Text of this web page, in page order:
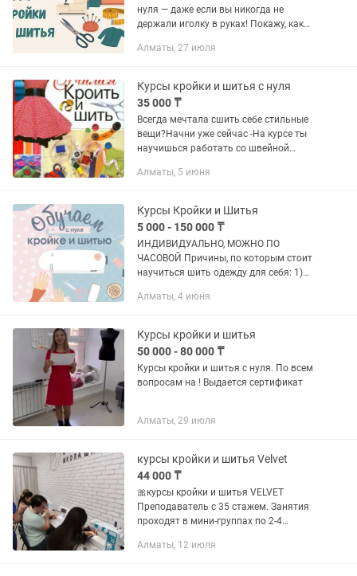
нуля — даже если вы никогда не
держали иголку в руках! Покажу, как
машинкой •промышленной машиной
Алматы, 27 июля
Курсы кройки и шитья с нуля
35 000 ₸
Всегда мечтала сшить себе стильные
вещи?Начни уже сейчас -На курсе ты
научишься работать со швейной
одежду Разберёшься в тканях и
новичка...
Алматы, 5 июня
Курсы Кройки и Шитья
5 000 - 150 000 ₸
ИНДИВИДУАЛЬНО, МОЖНО ПО
ЧАСОВОЙ Причины, по которым стоит
научиться шить одежду для себя: 1)
если покупать ее в магазине 2) Вы
Алматы, 4 июня
Курсы кройки и шитья
50 000 - 80 000 ₸
Курсы кройки и шитья с нуля. По всем
вопросам на ! Выдается сертификат
Алматы, 29 июля
курсы кройки и шитья Velvet
44 000 ₸
🎀курсы кройки и шитья VELVET
Преподаватель с 35 стажем. Занятия
проходят в мини-группах по 2-4
платья, спортивного костюма до
Алматы, 12 июля